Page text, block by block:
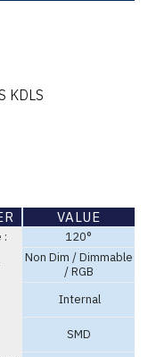
KDLS
VALUE
:
120°
Non Dim / Dimmable
/ RGB
Internal
SMD